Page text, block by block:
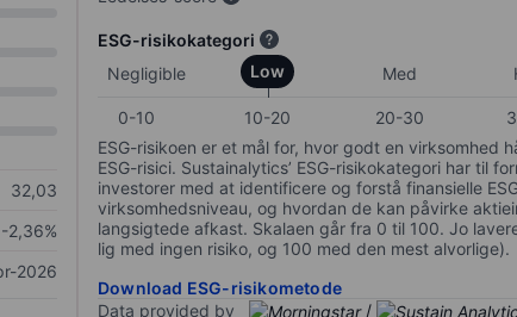
32,03
-2,36%
2026
ESG-risikokategori
Negligible
Low Med
0-10 10-20 20-30
ESG-risikoen er et mål for, hvor godt en virksomhed
ESG-risici. Sustainalytics’ ESG-risikokategori har til
investorer med at identificere og forstå finansielle
virksomhedsniveau, og hvordan de kan påvirke
langsigtede afkast. Skalaen går fra 0 til 100. Jo
lig med ingen risiko, og 100 med den mest alvorlige).
Download ESG-risikometode
Data provided by
/